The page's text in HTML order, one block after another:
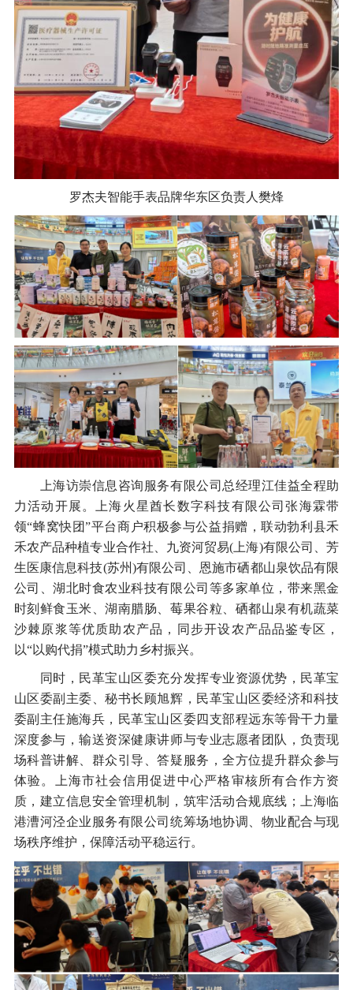
罗杰夫智能手表品牌华东区负责人樊烽
上海访崇信息咨询服务有限公司总经理江佳益全程助
力活动开展。上海火星酋长数字科技有限公司张海霖带
领“蜂窝快团”平台商户积极参与公益捐赠，联动勃利县禾
禾农产品种植专业合作社、九资河贸易(上海)有限公司、芳
生医康信息科技(苏州)有限公司、恩施市硒都山泉饮品有限
公司、湖北时食农业科技有限公司等多家单位，带来黑金
时刻鲜食玉米、湖南腊肠、莓果谷粒、硒都山泉有机蔬菜
沙棘原浆等优质助农产品，同步开设农产品品鉴专区，
以“以购代捐”模式助力乡村振兴。
同时，民革宝山区委充分发挥专业资源优势，民革宝
山区委副主委、秘书长顾旭辉，民革宝山区委经济和科技
委副主任施海兵，民革宝山区委四支部程远东等骨干力量
深度参与，输送资深健康讲师与专业志愿者团队，负责现
场科普讲解、群众引导、答疑服务，全方位提升群众参与
体验。上海市社会信用促进中心严格审核所有合作方资
质，建立信息安全管理机制，筑牢活动合规底线；上海临
港漕河泾企业服务有限公司统筹场地协调、物业配合与现
场秩序维护，保障活动平稳运行。